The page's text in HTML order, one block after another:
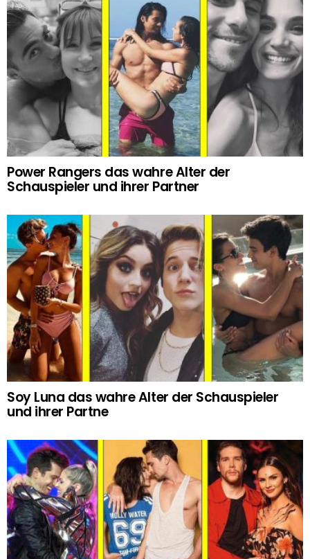
Power Rangers das wahre Alter der
Schauspieler und ihrer Partner
Soy Luna das wahre Alter der Schauspieler
und ihrer Partne